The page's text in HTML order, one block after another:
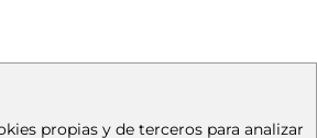
propias y de terceros para analizar